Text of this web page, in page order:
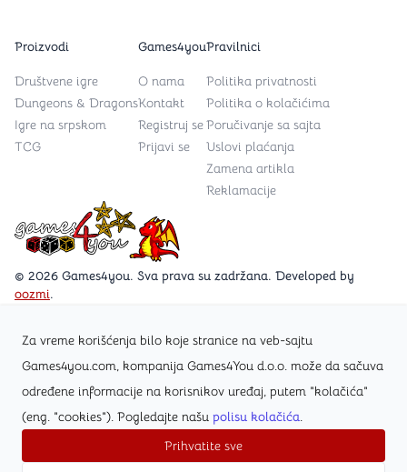
Za vreme korišćenja bilo koje stranice na veb-sajtu
Games4you.com, kompanija Games4You d.o.o. može da sačuva
određene informacije na korisnikov uređaj, putem "kolačića"
(eng. "cookies"). Pogledajte našu polisu kolačića.
Prihvatite sve
Games4you logo
© 2026 Games4you. Sva prava su zadržana. Developed by
oozmi.
Posetite Facebook stranicu /Games4you.rs
Zapratite Instagram profil @games4yours
Proizvodi
Društvene igre
Dungeons & Dragons
Igre na srpskom
TCG
Games4you
O nama
Kontakt
Registruj se
Prijavi se
Pravilnici
Politika privatnosti
Politika o kolačićima
Poručivanje sa sajta
Uslovi plaćanja
Zamena artikla
Reklamacije